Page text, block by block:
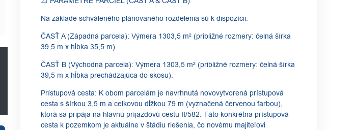
​Na základe schváleného plánovaného rozdelenia sú k dispozícii:
​ČASŤ A (Západná parcela): Výmera 1303,5 m² (približné rozmery: čelná šírka
39,5 m x hĺbka 35,5 m).
​ČASŤ B (Východná parcela): Výmera 1303,5 m² (približné rozmery: čelná šírka
39,5 m x hĺbka prechádzajúca do skosu).
​Prístupová cesta: K obom parcelám je navrhnutá novovytvorená prístupová
cesta s šírkou 3,5 m a celkovou dĺžkou 79 m (vyznačená červenou farbou),
ktorá sa pripája na hlavnú príjazdovú cestu II/582. Táto konkrétna prístupová
cesta k pozemkom je aktuálne v štádiu riešenia, čo novému majiteľovi